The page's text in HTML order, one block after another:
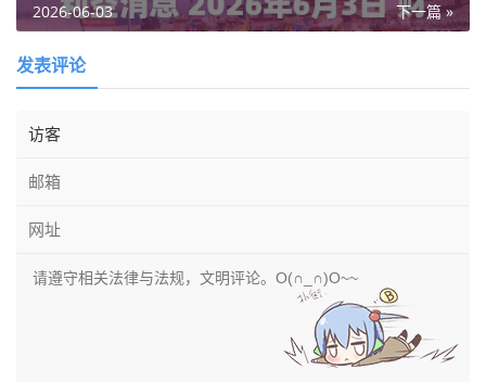
下一篇 »
2026-06-03
发表评论